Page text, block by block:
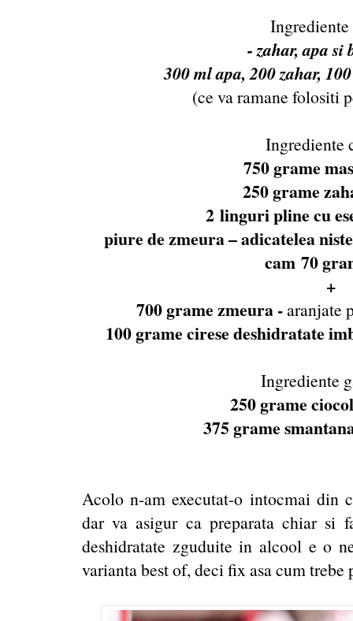
- zahar, apa
300 ml apa, 200 zahar,
(ce va ramane folositi
Ingrediente
750 grame
250 grame
2 linguri pline cu
piure de zmeura – adicatelea
cam 70
+
700 grame zmeura -aranjate
100 grame cirese deshidratate
Ingrediente
250 grame
375 grame
Acolo n-am executat-o intocmai din
dar va asigur ca preparata chiar si
deshidratate zguduite in alcool e o
varianta best of, deci fix asa cum trebe